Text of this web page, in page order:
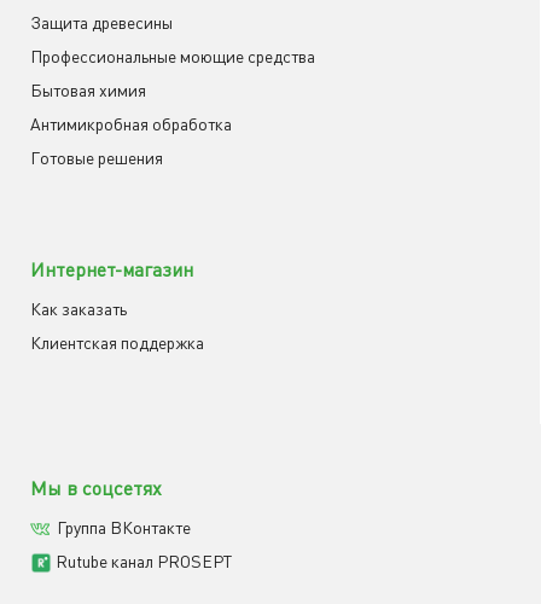
Защита древесины
Профессиональные моющие средства
Бытовая химия
Антимикробная обработка
Готовые решения
Интернет-магазин
Как заказать
Клиентская поддержка
Мы в соцсетях
Группа ВКонтакте
Rutube канал PROSEPT